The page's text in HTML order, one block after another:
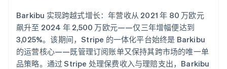
Barkibu 实现跨越式增长：年营收从 2021 年 80 万欧元
飙升至 2024 年 2,500 万欧元——仅三年增幅便达到
3,025%。该期间，Stripe 的一体化平台始终是 Barkibu
的运营核心——既管理订阅账单又保持其跨市场的唯一单
品策略。通过 Stripe 处理保费收入与理赔支出，Barkibu